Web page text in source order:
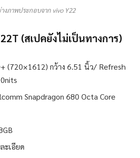
งภาพประกอบจาก vivo Y22
(สเปคยังไม่เป็นทางการ)
(720×1612) กว้าง 6.51 นิ้ว/ Refresh
Snapdragon 680 Octa Core
ะเอียด